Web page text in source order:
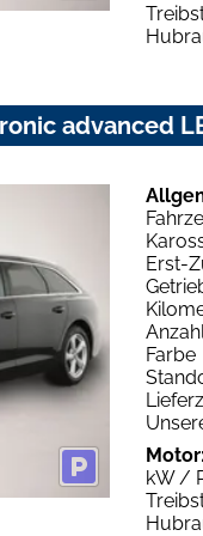
advanced
Erst-
Farbe
Motor:
kW /